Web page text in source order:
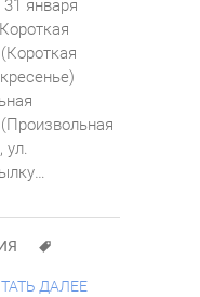
января
ул.
ДАЛЕЕ